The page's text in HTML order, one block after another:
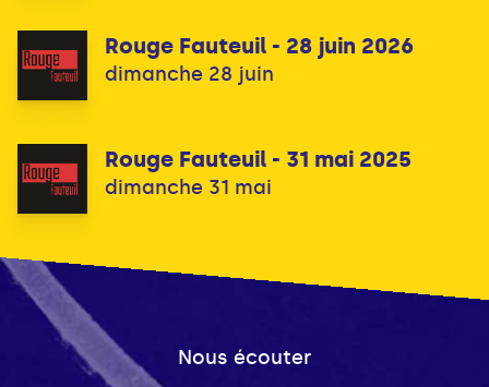
Rouge Fauteuil - 28 juin 2026
dimanche 28 juin
Rouge Fauteuil - 31 mai 2025
dimanche 31 mai
Nous écouter